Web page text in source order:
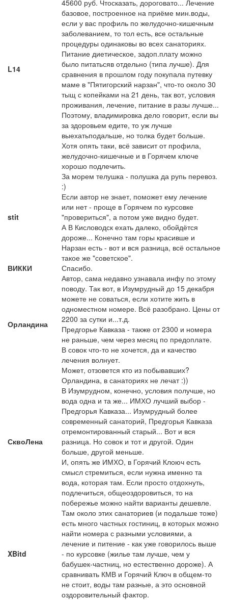
L14
45600 руб. Чтосказать, дороговато... Лечение
базовое, построенное на приёме мин.воды,
если у вас профиль по желудочно-кишечным
заболеванием, то тол есть, все остальные
процедуры одинаковы во всех санаториях.
Питание диетическое, задоп.плату можно
было питатьсяв отдельно (типа лучше). Для
сравнения в прошлом году покупала путевку
маме в "Пятигорский нарзан", что-то около 30
тыщ с копейками на 21 день, так вот, условия
проживания, лечение, питание в разы лучше...
Поэтому, владимировка дело говорит, если вы
за здоровьем едите, то уж лучше
выехатьподальше, но толка будет больше.
Хотя опять таки, всё зависит от профила,
желудочно-кишечные и в Горячем ключе
хорошо подлечить.
stit
За морем телушка - полушка да рупь перевоз.
:)
Если автор не знает, поможет ему лечение
или нет - проще в Горячем по курсовке
"провериться", а потом уже видно будет.
А В Кисловодск ехать далеко, обойдётся
дороже... Конечно там горы красивше и
Нарзан есть - вот и вся разница, всё остальное
такое же "советское".
ВИККИ
Спасибо.
Орландина
Автор, сама недавно узнавала инфу по этому
поводу. Так вот, в Изумрудный до 15 декабря
можете не соваться, если хотите жить в
одноместном номере. Всё разобрано. Цены от
2200 за сутки и...т.д.
Предгорье Кавказа - также от 2300 и номера
не раньше, чем через месяц по предоплате.
В совок что-то не хочется, да и качество
лечения волнует.
Может, отзовется кто из побывавших?
СквоЛена
Орландина, в санаториях не лечат :))
В Изумрудном, конечно, условия получше, но
вода одна и та же... ИМХО лучший выбор -
Предгорья Кавказа... Изумрудный более
современный санаторий, Предгорья Кавказа
отремонтированный старый... Вот и вся
разница. Но совок и тот и другой. Один
больше, другой меньше.
И, опять же ИМХО, в Горячий Клоюч есть
смысл стремиться, если нужна именно та
вода, которая там. Если просто отдохнуть,
подлечиться, общеоздоровиться, то на
побережье можно найти варианты дешевле.
XBitd
Там около этих санаториев (и подальше тоже)
есть много частных гостиниц, в которых можно
найти номера с разными условиями, а
лечение и питение - как уже говорилось выше
- по курсовке (жилье там лучше, чем у
бабушек-частниц, но естественно дороже). А
сравнивать КМВ и Горячий Ключ в общем-то
не стоит, воды там разные, а это основной
оздоровительный фактор.